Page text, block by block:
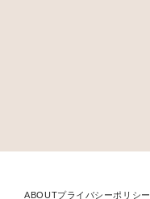
ABOUTプライバシーポリシー